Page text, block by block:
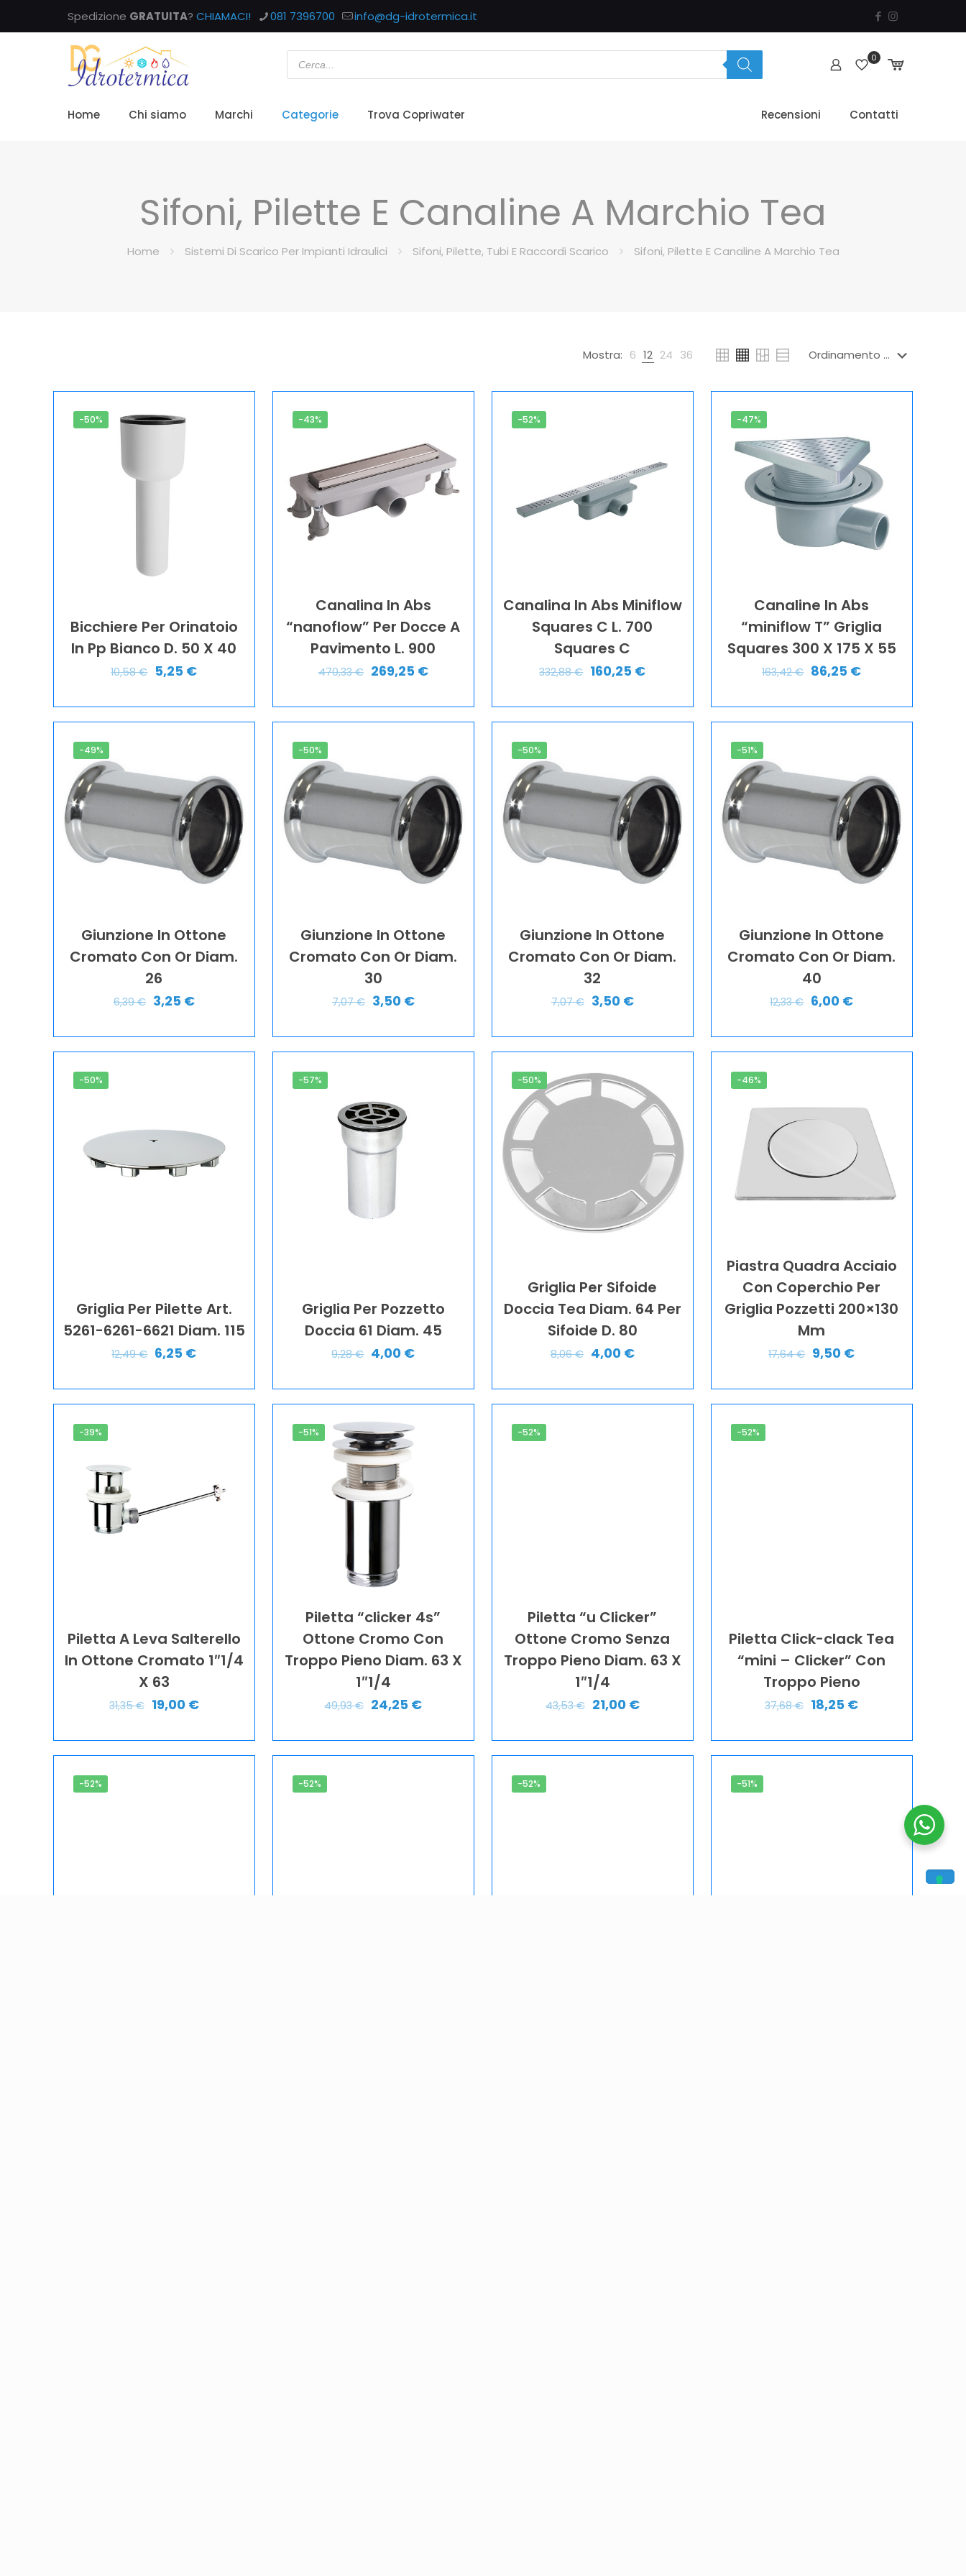
Spedizione GRATUITA? CHIAMACI! 081 7396700 info@dg-idrotermica.it
0
Home Chi siamo Marchi Categorie Trova Copriwater Recensioni Contatti
Sifoni, Pilette E Canaline A Marchio Tea
Home Sistemi Di Scarico Per Impianti Idraulici Sifoni, Pilette, Tubi E Raccordi Scarico Sifoni, Pilette E Canaline A Marchio Tea
Mostra: 6 12 24 36
-50%
Bicchiere Per Orinatoio
In Pp Bianco D. 50 X 40
10,58€ 5,25 €
-43%
Canalina In Abs
“nanoflow” Per Docce A
Pavimento L. 900
470,33€ 269,25 €
-52%
Canalina In Abs Miniflow
Squares C L. 700
Squares C
332,88€ 160,25 €
-47%
Canaline In Abs
“miniflow T” Griglia
Squares 300 X 175 X 55
163,42€ 86,25 €
-49%
Giunzione In Ottone
Cromato Con Or Diam.
26
6,39€ 3,25 €
-50%
Giunzione In Ottone
Cromato Con Or Diam.
30
7,07€ 3,50 €
-50%
Giunzione In Ottone
Cromato Con Or Diam.
32
7,07€ 3,50 €
-51%
Giunzione In Ottone
Cromato Con Or Diam.
40
12,33€ 6,00 €
-50%
Griglia Per Pilette Art.
5261-6261-6621 Diam. 115
12,49€ 6,25 €
-57%
Griglia Per Pozzetto
Doccia 61 Diam. 45
9,28€ 4,00 €
-50%
Griglia Per Sifoide
Doccia Tea Diam. 64 Per
Sifoide D. 80
8,06€ 4,00 €
-46%
Piastra Quadra Acciaio
Con Coperchio Per
Griglia Pozzetti 200×130
Mm
17,64€ 9,50 €
-39%
Piletta A Leva Salterello
In Ottone Cromato 1″1/4
X 63
31,35€ 19,00 €
-51%
Piletta “clicker 4s”
Ottone Cromo Con
Troppo Pieno Diam. 63 X
1″1/4
49,93€ 24,25 €
-52%
Piletta “u Clicker”
Ottone Cromo Senza
Troppo Pieno Diam. 63 X
1″1/4
43,53€ 21,00 €
-52%
Piletta Click-clack Tea
“mini – Clicker” Con
Troppo Pieno
37,68€ 18,25 €
-52% -52% -52% -51%